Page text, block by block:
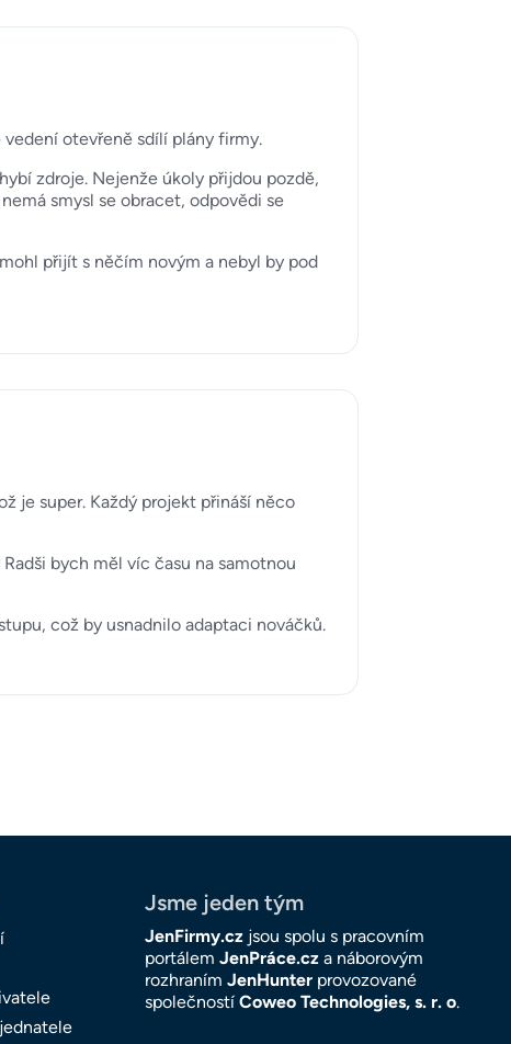
otevřeně sdílí plány firmy.
zdroje. Nejenže úkoly přijdou pozdě,
smysl se obracet, odpovědi se
přijít s něčím novým a nebyl by pod
je super. Každý projekt přináší něco
bych měl víc času na samotnou
což by usnadnilo adaptaci nováčků.
Jsme jeden tým
JenFirmy.cz jsou spolu s pracovním
portálem JenPráce.cz a náborovým
rozhraním JenHunter provozované
společností Coweo Technologies, s. r. o.